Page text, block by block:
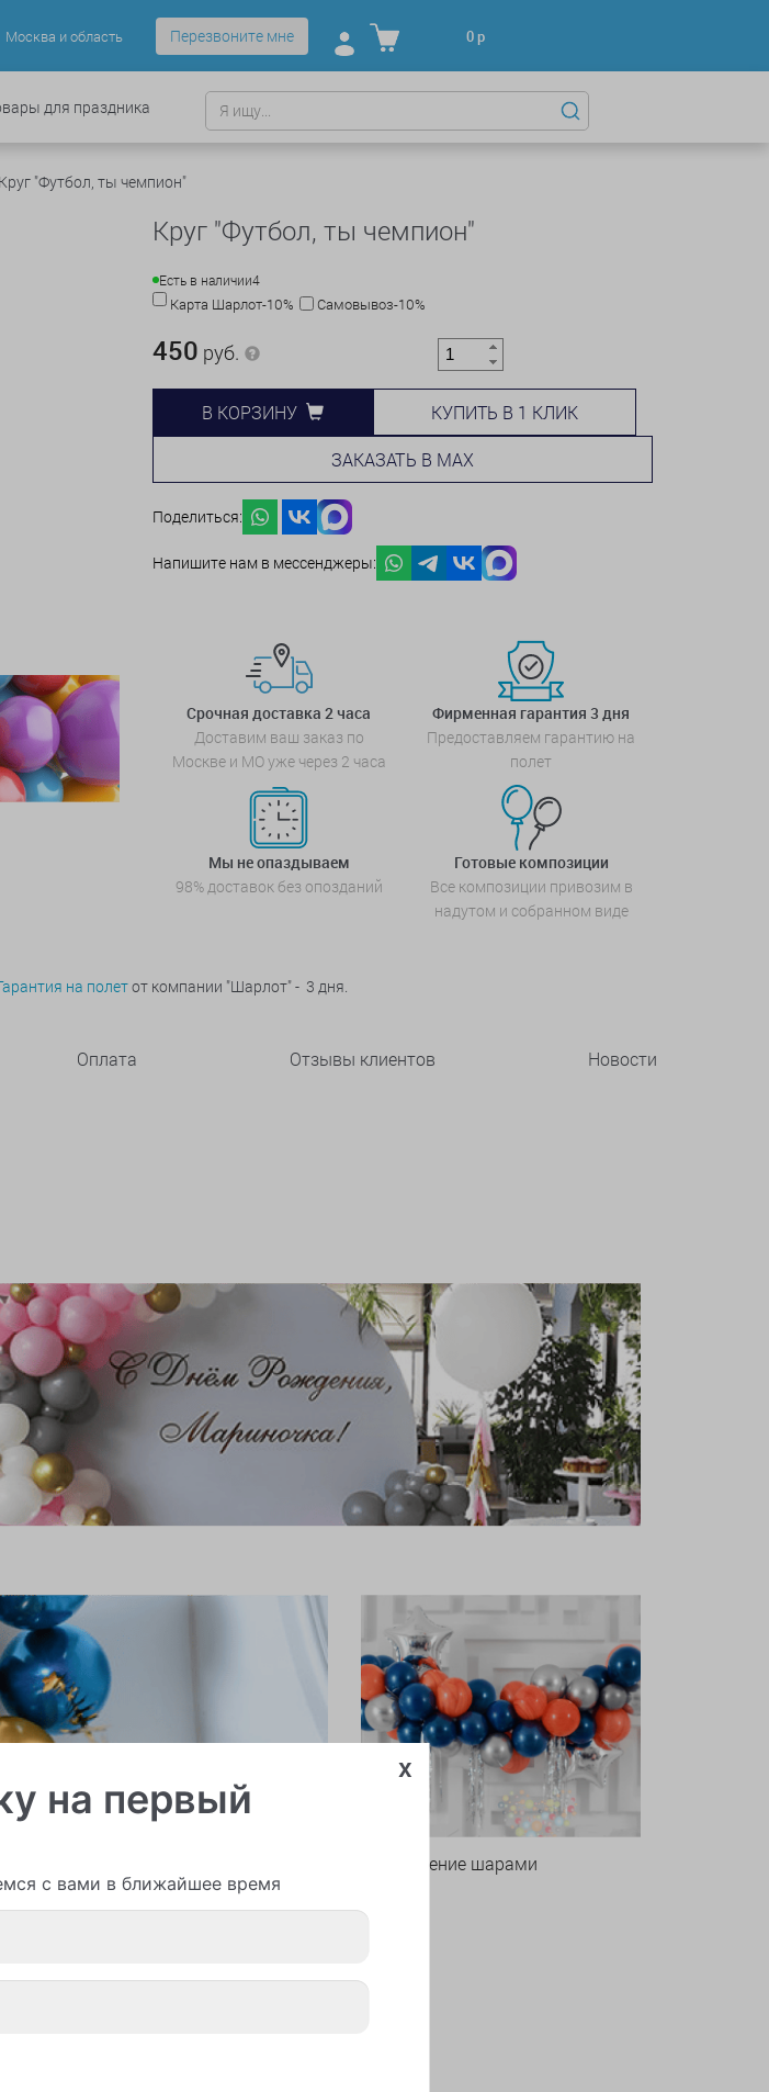
Москва и область Перезвоните мне 0р
для праздника
Круг "Футбол, ты чемпион"
Круг "Футбол, ты чемпион"
Есть в наличии4
Карта Шарлот-10% Самовывоз-10%
450 руб.
В КОРЗИНУ КУПИТЬ В 1 КЛИК
ЗАКАЗАТЬ В MAX
Поделиться:
Напишите нам в мессенджеры:
Срочная доставка 2 часа
Доставим ваш заказ по
Москве и МО уже через 2 часа
Фирменная гарантия 3 дня
Предоставляем гарантию на
полет
Мы не опаздываем
98% доставок без опозданий
Готовые композиции
Все композиции привозим в
надутом и собранном виде
на полетот компании "Шарлот" - 3 дня.
Оплата Отзывы клиентов Новости
Оформление шарами
x
на первый
с вами в ближайшее время